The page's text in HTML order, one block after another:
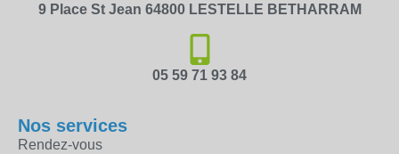
9 Place St Jean 64800 LESTELLE BETHARRAM
05 59 71 93 84
Nos services
Rendez-vous